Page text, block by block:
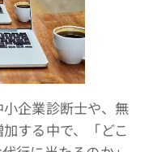
企業診断士や、無
する中で、「どこ